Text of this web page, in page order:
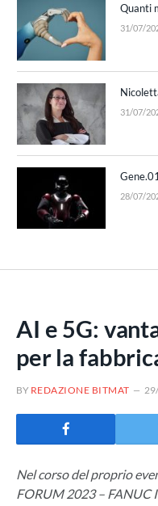
Quanti
31/07/
31/07/
28/07/
AI e 5G:
per la
BY REDAZIONE BITMAT
Nel corso del proprio
FORUM 2023 – FANUC